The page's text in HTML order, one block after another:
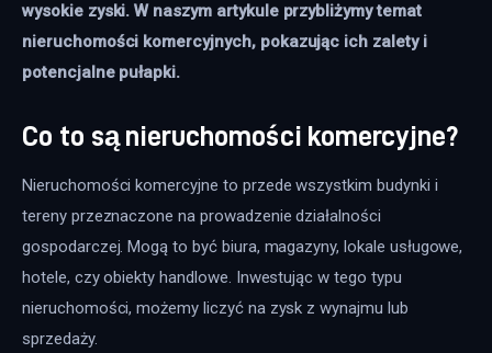
wysokie zyski. W naszym artykule przybliżymy temat
nieruchomości komercyjnych, pokazując ich zalety i
potencjalne pułapki.
Co to są nieruchomości komercyjne?
Nieruchomości komercyjne to przede wszystkim budynki i
tereny przeznaczone na prowadzenie działalności
gospodarczej. Mogą to być biura, magazyny, lokale usługowe,
hotele, czy obiekty handlowe. Inwestując w tego typu
nieruchomości, możemy liczyć na zysk z wynajmu lub
sprzedaży.